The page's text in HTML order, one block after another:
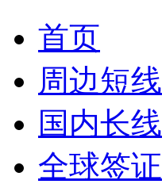
首页
周边短线
国内长线
全球签证